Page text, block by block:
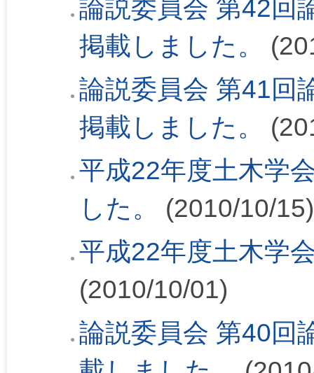
論説委員会 第42回
掲載しました。
論説委員会 第41回
掲載しました。
平成22年度土木学
した。
(2010/10/15)
平成22年度土木学
(2010/10/01)
論説委員会 第40回